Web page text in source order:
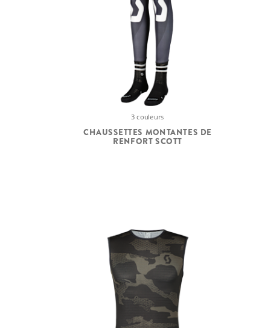
3 couleurs
CHAUSSETTES MONTANTES DE
RENFORT SCOTT